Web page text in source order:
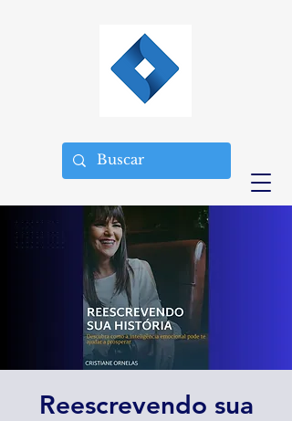
Reescrevendo sua